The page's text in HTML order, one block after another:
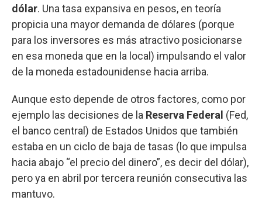
dólar. Una tasa expansiva en pesos, en teoría
propicia una mayor demanda de dólares (porque
para los inversores es más atractivo posicionarse
en esa moneda que en la local) impulsando el valor
de la moneda estadounidense hacia arriba.
Aunque esto depende de otros factores, como por
ejemplo las decisiones de la Reserva Federal (Fed,
el banco central) de Estados Unidos que también
estaba en un ciclo de baja de tasas (lo que impulsa
hacia abajo “el precio del dinero”, es decir del dólar),
pero ya en abril por tercera reunión consecutiva las
mantuvo.